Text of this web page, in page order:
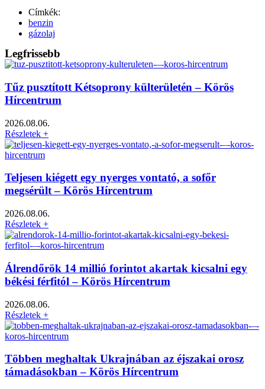
Címkék:
benzin
gázolaj
Legfrissebb
Tűz pusztított Kétsoprony külterületén – Körös
Hírcentrum
2026.08.06.
Részletek +
Teljesen kiégett egy nyerges vontató, a sofőr
megsérült – Körös Hírcentrum
2026.08.06.
Részletek +
Álrendőrök 14 millió forintot akartak kicsalni egy
békési férfitól – Körös Hírcentrum
2026.08.06.
Részletek +
Többen meghaltak Ukrajnában az éjszakai orosz
támadásokban – Körös Hírcentrum